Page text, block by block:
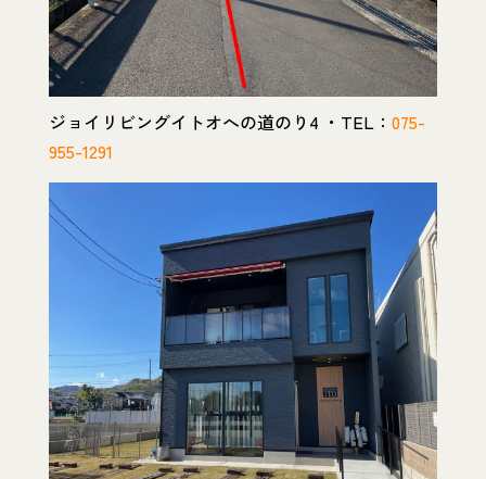
ジョイリビングイトオへの道のり4 ・TEL： 075-
955-1291